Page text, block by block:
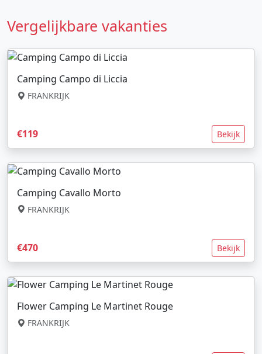
Vergelijkbare vakanties
Camping Campo di Liccia
FRANKRIJK
€119 Bekijk
Camping Cavallo Morto
FRANKRIJK
€470 Bekijk
Flower Camping Le Martinet Rouge
FRANKRIJK